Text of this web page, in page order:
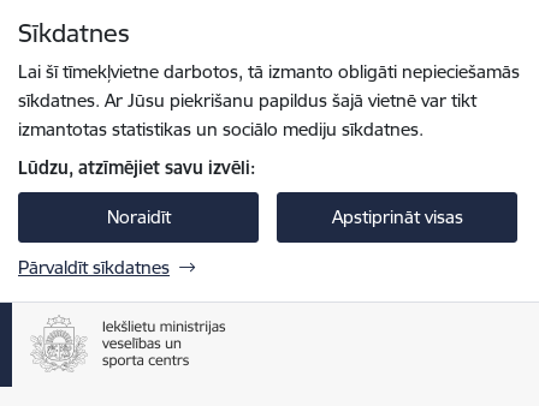
Sīkdatnes
Lai šī tīmekļvietne darbotos, tā izmanto obligāti nepieciešamās
sīkdatnes. Ar Jūsu piekrišanu papildus šajā vietnē var tikt
izmantotas statistikas un sociālo mediju sīkdatnes.
Lūdzu, atzīmējiet savu izvēli:
Noraidīt Apstiprināt visas
Pārvaldīt sīkdatnes